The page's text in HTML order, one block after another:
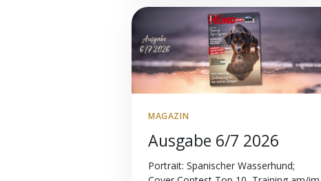
MAGAZIN
Ausgabe 6/7 2026
Portrait: Spanischer Wasserhund;